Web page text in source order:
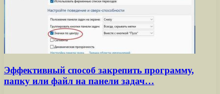
Эффективный способ закрепить программу,
папку или файл на панели задач…